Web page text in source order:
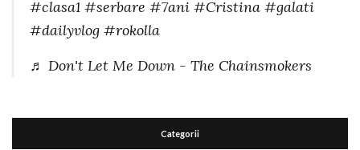
#clasa1 #serbare #7ani #Cristina #galati
#dailyvlog #rokolla
♬ Don't Let Me Down - The Chainsmokers
Categorii